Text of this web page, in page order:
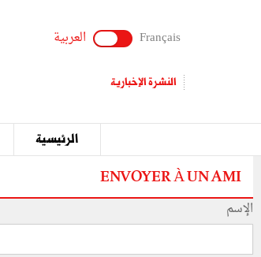
Français العربية
النشرة الإخبارية
الرئيسية
ENVOYER À UN AMI
الإسم